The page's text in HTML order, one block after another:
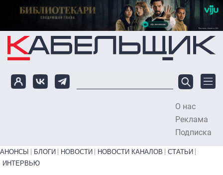
Перейти к основному содержанию
О нас
Реклама
Подписка
Primary links bottom
АНОНСЫ БЛОГИ НОВОСТИ НОВОСТИ КАНАЛОВ
СТАТЬИ
ИНТЕРВЬЮ